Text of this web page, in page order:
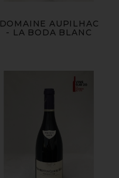
DOMAINE AUPILHAC
- LA BODA BLANC